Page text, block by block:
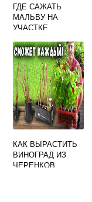
ГДЕ САЖАТЬ
МАЛЬВУ НА
УЧАСТКЕ
КАК ВЫРАСТИТЬ
ВИНОГРАД ИЗ
ЧЕРЕНКОВ